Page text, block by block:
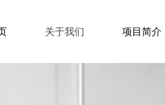
关于我们 项目简介